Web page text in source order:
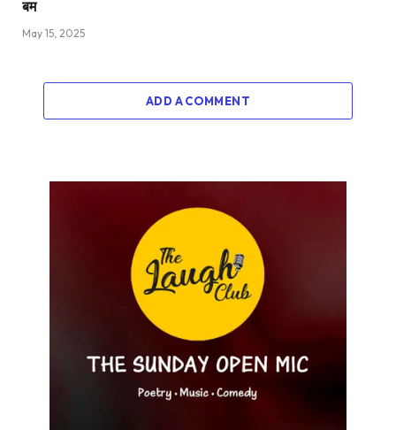
बम
May 15, 2025
ADD A COMMENT